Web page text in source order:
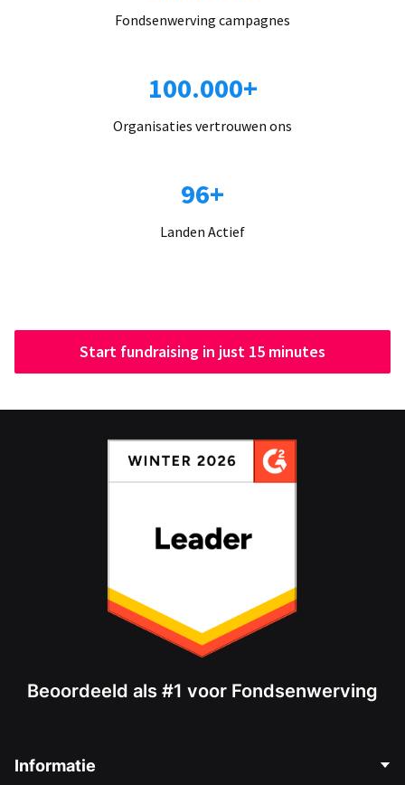
Fondsenwerving campagnes
100.000+
Organisaties vertrouwen ons
96+
Landen Actief
Start fundraising in just 15 minutes
Beoordeeld als #1 voor Fondsenwerving
Informatie